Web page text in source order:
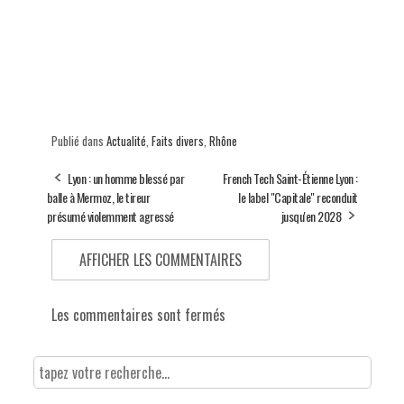
Publié dans Actualité Faits divers Rhône
Lyon : un homme blessé par
balle à Mermoz, le tireur
présumé violemment agressé
French Tech Saint-Étienne Lyon :
le label "Capitale" reconduit
jusqu'en 2028
AFFICHER LES COMMENTAIRES
Les commentaires sont fermés